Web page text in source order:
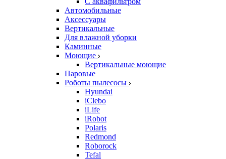
Автомобильные
Аксессуары
Вертикальные
Для влажной уборки
Каминные
Моющие
Вертикальные моющие
Паровые
Роботы пылесосы
Hyundai
iClebo
iLife
iRobot
Polaris
Redmond
Roborock
Tefal